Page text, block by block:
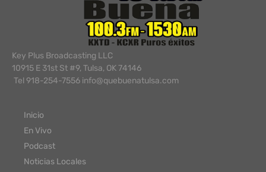
Key Plus Broadcasting LLC
10915 E 31st St #9, Tulsa, OK 74146
Tel 918-254-7556 info@quebuenatulsa.com
Inicio
En Vivo
Podcast
Noticias Locales